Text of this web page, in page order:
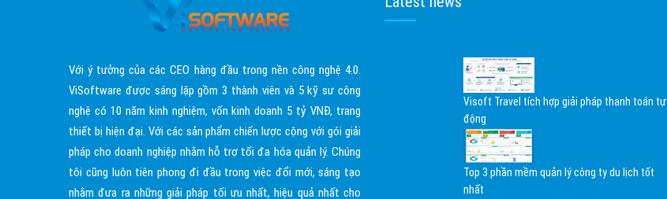
Với ý tưởng của các CEO hàng đầu trong nền công nghệ 4.0.
ViSoftware được sáng lập gồm 3 thành viên và 5 kỹ sư công
nghệ có 10 năm kinh nghiệm, vốn kinh doanh 5 tỷ VNĐ, trang
thiết bị hiện đại. Với các sản phẩm chiến lược cộng với gói giải
pháp cho doanh nghiệp nhằm hỗ trợ tối đa hóa quản lý. Chúng
tôi cũng luôn tiên phong đi đầu trong việc đổi mới, sáng tạo
nhằm đưa ra những giải pháp tối ưu nhất, hiệu quả nhất cho
Visoft Travel tích hợp giải pháp thanh toán tự
động
02/04/2026
Top 3 phần mềm quản lý công ty du lịch tốt
nhất